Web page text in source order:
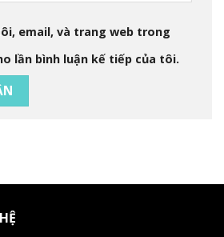
email, và trang web trong
lần bình luận kế tiếp của tôi.